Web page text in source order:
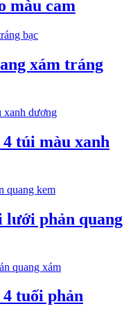
màu cam
xám tráng
túi màu xanh
lưới phản quang
tuối phản